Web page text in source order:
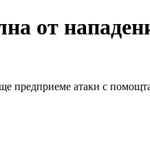
от
предприеме атаки с